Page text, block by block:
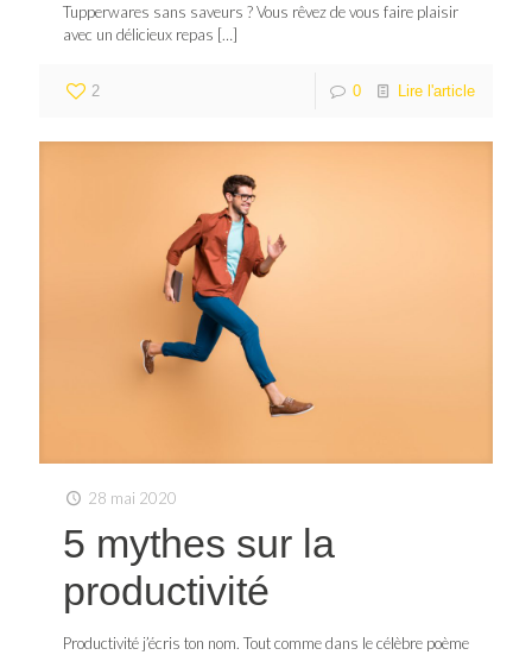
Tupperwares sans saveurs ? Vous rêvez de vous faire plaisir
avec un délicieux repas […]
2 0 Lire l'article
28 mai 2020
5 mythes sur la
productivité
Productivité j’écris ton nom. Tout comme dans le célèbre poème